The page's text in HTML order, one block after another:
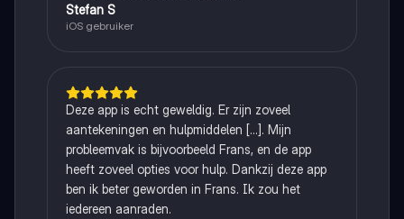
Stefan S
iOS gebruiker
Deze app is echt geweldig. Er zijn zoveel
aantekeningen en hulpmiddelen [...]. Mijn
probleemvak is bijvoorbeeld Frans, en de app
heeft zoveel opties voor hulp. Dankzij deze app
ben ik beter geworden in Frans. Ik zou het
iedereen aanraden.